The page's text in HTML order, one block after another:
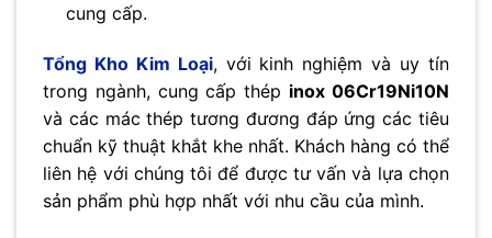
cung cấp.
Tổng Kho Kim Loại, với kinh nghiệm và uy tín
trong ngành, cung cấp thép inox 06Cr19Ni10N
và các mác thép tương đương đáp ứng các tiêu
chuẩn kỹ thuật khắt khe nhất. Khách hàng có thể
liên hệ với chúng tôi để được tư vấn và lựa chọn
sản phẩm phù hợp nhất với nhu cầu của mình.